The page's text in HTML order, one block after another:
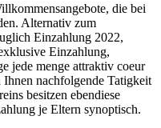
die bei
Alternativ zum
Einzahlung 2022,
Einzahlung,
jede menge attraktiv coeur
nachfolgende Tatigkeit
besitzen ebendiese
je Eltern synoptisch.